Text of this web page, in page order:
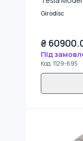
Girodisc
₴
Під
Код:1129-695